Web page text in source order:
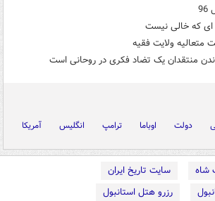
ای که خالی نیست
متعالیه ولایت فقیه
منتقدان یک تضاد فکری در روحانی است
دولت اوباما ترامپ انگلیس آمریکا
شاه
سایت تاریخ ایران
رزرو هتل استانبول